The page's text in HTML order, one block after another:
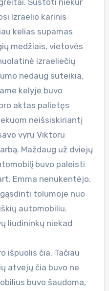
Izraelio karinis
kelias supamas
medžiais, vietovės
izraeliečių
nedaug suteikia.
kelyje buvo
aktas palietęs
neišsiskiriantį
vyru Viktoru
Maždaug už dviejų
buvo paleisti
Emma nenukentėjo.
tolumoje nuo
automobiliu.
liudininkų niekad
išpuolis čia. Tačiau
atvejų čia buvo ne
buvo šaudoma,